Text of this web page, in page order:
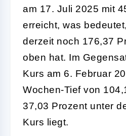
am 17. Juli 2025 mit
erreicht, was
derzeit noch 176,37
oben hat. Im
Kurs am 6. Februar
Wochen-Tief von
37,03 Prozent unter
Kurs liegt.